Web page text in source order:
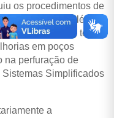
os procedimentos de
e elétrica, além
que a gestão tem
em poços
na perfuração de
Simplificados
a